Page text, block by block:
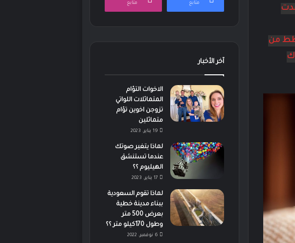
من
متابع متابع
آخر الأخبار
الاخوات التؤام
المتماثلات اللواتي
تزوجن اخوين تؤام
متماثلين
19 يناير، 2023
لماذا يتغير صوتك
عندما تستنشق
الهيليوم ؟؟
17 يناير، 2023
لماذا تقوم السعودية
ببناء مدينة خطية
بعرض 500 متر
وطول 170كيلو متر ؟؟
6 نوفمبر، 2022